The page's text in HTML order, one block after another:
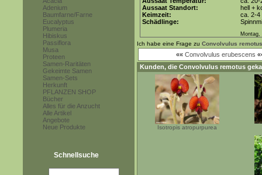
Adenium
Baumfarne/Farne
Eucalyptus
Plumeria
Hibiskus
Passiflora
Musa
Proteen
Samen-Raritäten
Gekeimte Samen
Samen-Sets
Herkunft
PFLANZEN SHOP
Bücher
Alles für die Anzucht
Alle Artikel
Angebote
Neue Produkte
Schnellsuche
Aussaat Standort:
hell +
Keimzeit:
ca. 2-4
Schädlinge:
Montag,
Ich habe eine Frage zu Convolvulus remotus
«« Convolvulus erubescens
Kunden, die Convolvulus remotus
Isotropis atropurpurea